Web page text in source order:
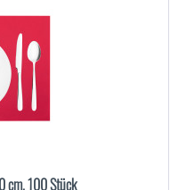
cm, 100 Stück